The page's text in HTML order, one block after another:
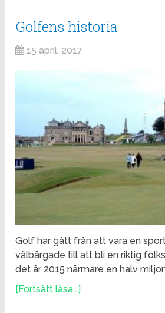
Golfens historia
15 april, 2017
Golf har gått från att vara en
välbärgade till att bli en riktig
det år 2015 närmare en halv
[Fortsätt läsa...]